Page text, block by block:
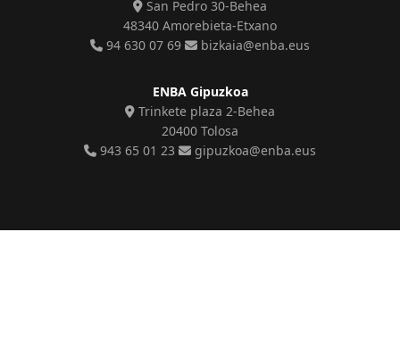
San Pedro 30-Behea
48340 Amorebieta-Etxano
94 630 07 69
bizkaia@enba.eus
ENBA Gipuzkoa
Trinkete plaza 2-Behea
20400 Tolosa
943 65 01 23
gipuzkoa@enba.eus